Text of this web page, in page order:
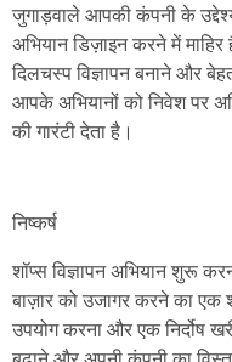
जुगाड़वाले आपकी कंपनी के
अभियान डिज़ाइन करने में
दिलचस्प विज्ञापन बनाने और
आपके अभियानों को निवेश पर
की गारंटी देता है।
शॉप्स विज्ञापन अभियान शुरू
बाज़ार को उजागर करने का एक
उपयोग करना और एक निर्दोष